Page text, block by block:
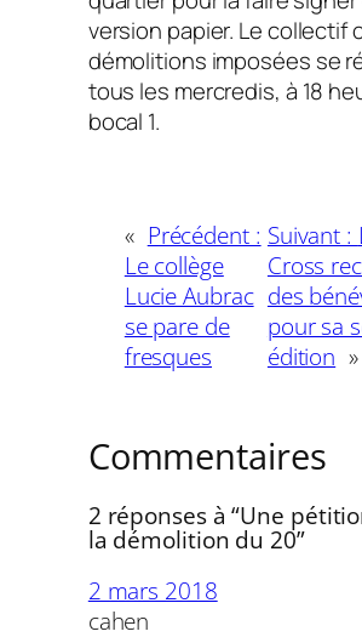
version papier. Le collectif
démolitions imposées se
tous les mercredis, à 18
bocal 1.
« Précédent :
Le collège
Lucie Aubrac
se pare de
fresques
Suivant :
Cross
des
pour sa
édition »
Commentaires
2 réponses à “Une
la démolition du 20”
2 mars 2018
cahen